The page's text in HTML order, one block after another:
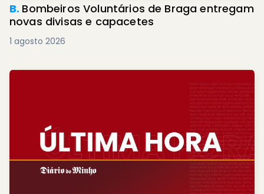
B. Bombeiros Voluntários de Braga entregam
novas divisas e capacetes
1 agosto 2026